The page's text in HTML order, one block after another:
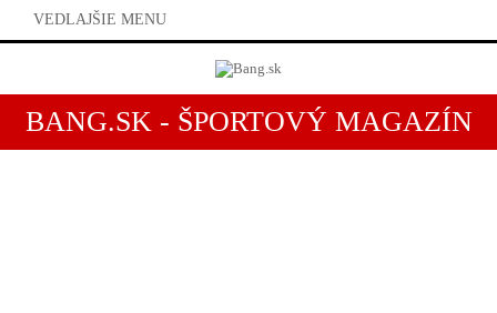
VEDLAJŠIE MENU
BANG.SK - ŠPORTOVÝ MAGAZÍN